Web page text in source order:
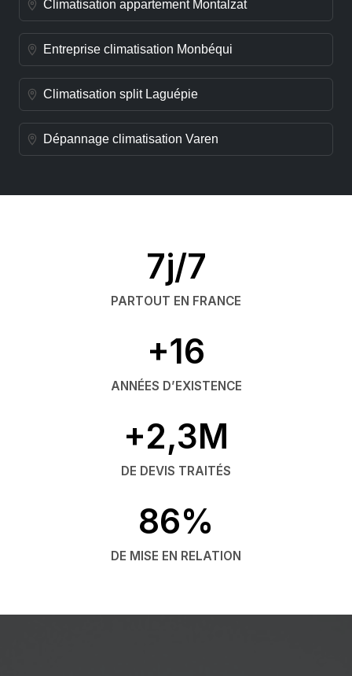
Climatisation appartement Montalzat
Entreprise climatisation Monbéqui
Climatisation split Laguépie
Dépannage climatisation Varen
7j/7
PARTOUT EN FRANCE
+16
ANNÉES D’EXISTENCE
+2,3M
DE DEVIS TRAITÉS
86%
DE MISE EN RELATION